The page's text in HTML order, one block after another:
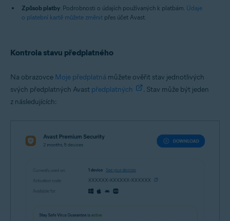
Způsob platby: Podrobnosti o údajích používaných k platbám. Údaje
o platební kartě můžete změnit přes účet Avast.
Kontrola stavu předplatného
Na obrazovce Moje předplatná můžete ověřit stav jednotlivých
svých předplatných Avast předplatných
. Stav může být jeden
z následujících: